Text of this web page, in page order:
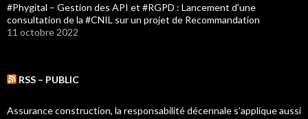
#Phygital – Gestion des API et #RGPD : Lancement d’une
consultation de la #CNIL sur un projet de Recommandation
11 octobre 2022
RSS – PUBLIC
Assurance construction, la responsabilité décennale s’applique aussi